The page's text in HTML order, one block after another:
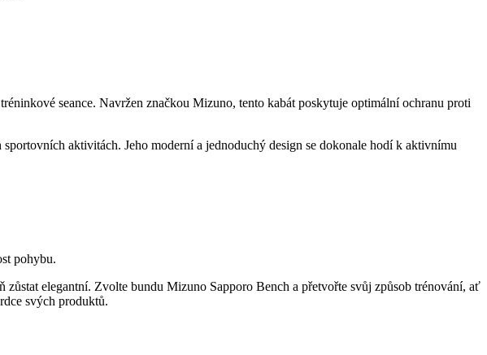
seance. Navržen značkou Mizuno, tento kabát poskytuje optimální ochranu proti
aktivitách. Jeho moderní a jednoduchý design se dokonale hodí k aktivnímu
pohybu.
elegantní. Zvolte bundu Mizuno Sapporo Bench a přetvořte svůj způsob trénování, ať
svých produktů.